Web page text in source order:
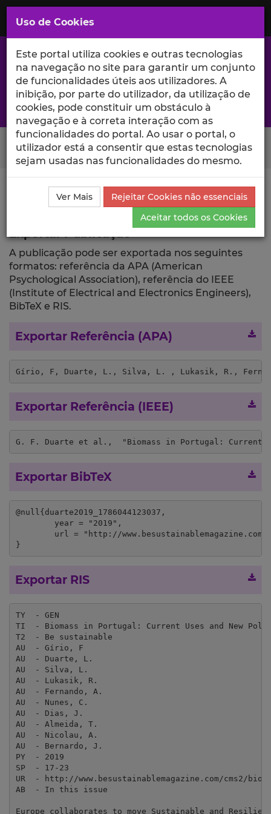
Saltar
para
Conteúdo
Principal
A excelência da investigação e ciência no Iscte
Search Button
Ciência_Iscte Publicações
Descrição Detalhada da
Publicação
Exportar
A publicação pode ser exportada nos seguintes
formatos: referência da APA (American
Psychological Association), referência do IEEE
(Institute of Electrical and Electronics Engineers),
BibTeX e RIS.
Exportar Referência (APA)
Gírio, F, Duarte, L., Silva, L. , Lukasik, R.,
Exportar Referência (IEEE)
G. F. Duarte et al.,  "Biomass in Portugal: Current
Exportar BibTeX
@null{duarte2019_1786044123037,
}
Exportar RIS
TY  - GEN
TI  - Biomass in Portugal: Current Uses and New
T2  - Be sustainable
AU  - Gírio, F
AU  - Duarte, L.
AU  - Silva, L.
AU  - Lukasik, R.
AU  - Fernando, A.
AU  - Nunes, C.
AU  - Dias, J.
AU  - Almeida, T.
AU  - Nicolau, A.
AU  - Bernardo, J.
PY  - 2019
SP  - 17-23
UR  - http://www.besustainablemagazine.com/cms2/
AB  - In this issue
Europe collaborates to move Sustainable and
Uso de Cookies
Este portal utiliza cookies e outras tecnologias
na navegação no site para garantir um conjunto
de funcionalidades úteis aos utilizadores. A
inibição, por parte do utilizador, da utilização de
cookies, pode constituir um obstáculo à
navegação e à correta interação com as
funcionalidades do portal. Ao usar o portal, o
utilizador está a consentir que estas tecnologias
sejam usadas nas funcionalidades do mesmo.
Ver Mais
Rejeitar Cookies não essenciais
Aceitar todos os Cookies